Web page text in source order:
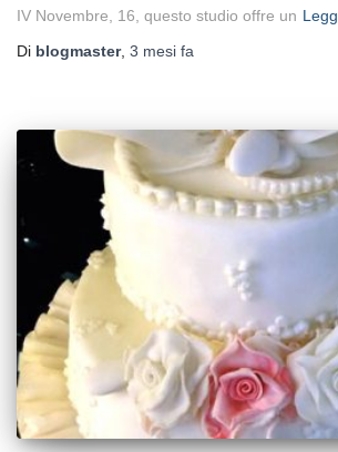
IV Novembre, 16, questo studio offre un
Di blogmaster, 3 mesi fa